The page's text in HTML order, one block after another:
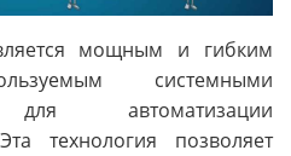
мощным и гибким
системными
для автоматизации
технология позволяет